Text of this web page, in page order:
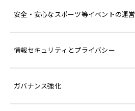
安全・安心なスポーツ等イベントの運営
情報セキュリティとプライバシー
ガバナンス強化